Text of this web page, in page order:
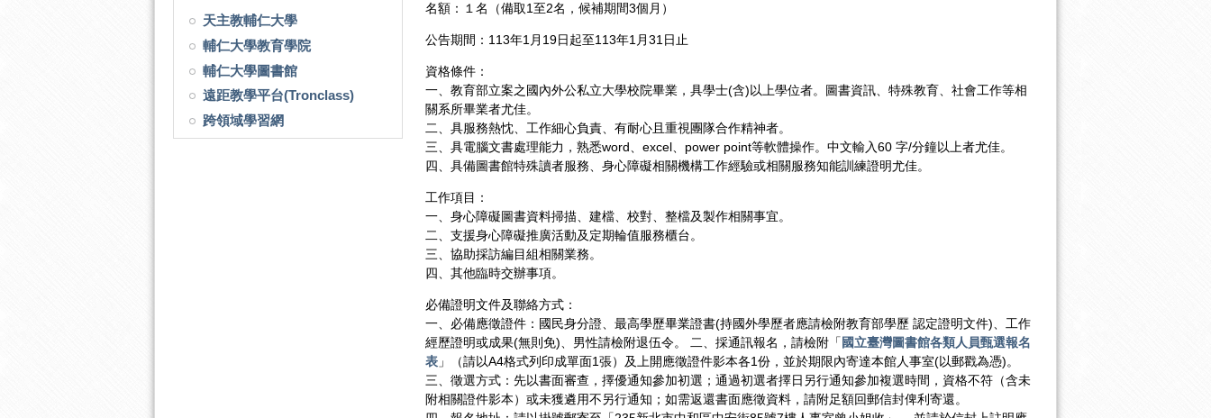
天主教輔仁大學
輔仁大學教育學院
輔仁大學圖書館
遠距教學平台(Tronclass)
跨領域學習網
名額：１名（備取1至2名，候補期間3個月）
公告期間：113年1月19日起至113年1月31日止
資格條件：
一、教育部立案之國內外公私立大學校院畢業，具學士(含)以上學位者。圖書資訊、特殊教育、社會工作等相
關系所畢業者尤佳。
二、具服務熱忱、工作細心負責、有耐心且重視團隊合作精神者。
三、具電腦文書處理能力，熟悉word、excel、power point等軟體操作。中文輸入60 字/分鐘以上者尤佳。
四、具備圖書館特殊讀者服務、身心障礙相關機構工作經驗或相關服務知能訓練證明尤佳。
工作項目：
一、身心障礙圖書資料掃描、建檔、校對、整檔及製作相關事宜。
二、支援身心障礙推廣活動及定期輪值服務櫃台。
三、協助採訪編目組相關業務。
四、其他臨時交辦事項。
必備證明文件及聯絡方式：
一、必備應徵證件：國民身分證、最高學歷畢業證書(持國外學歷者應請檢附教育部學歷 認定證明文件)、工作
經歷證明或成果(無則免)、男性請檢附退伍令。 二、採通訊報名，請檢附「 國立臺灣圖書館各類人員甄選報名
表」（請以A4格式列印成單面1張）及上開應徵證件影本各1份，並於期限內寄達本館人事室(以郵戳為憑)。
三、徵選方式：先以書面審查，擇優通知參加初選；通過初選者擇日另行通知參加複選時間，資格不符（含未
附相關證件影本）或未獲遴用不另行通知；如需返還書面應徵資料，請附足額回郵信封俾利寄還。